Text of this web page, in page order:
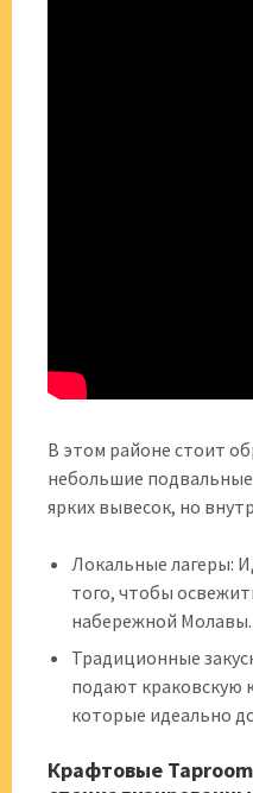
В этом районе стоит
небольшие
ярких вывесок, но
Локальные лагеры:
того, чтобы
набережной Молавы.
Традиционные
подают краковскую
которые идеально
Крафтовые